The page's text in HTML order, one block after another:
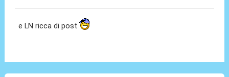
e LN ricca di post